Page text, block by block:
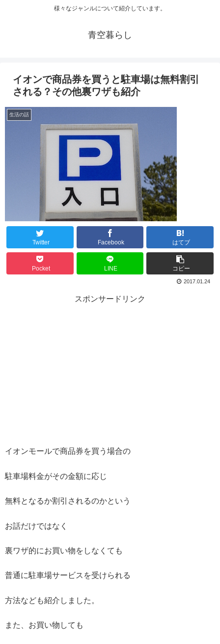
様々なジャンルについて紹介しています。
青空暮らし
イオンで商品券を買うと駐車場は無料割引
される？その他裏ワザも紹介
生活の話
Twitter Facebook はてブ
Pocket LINE コピー
2017.01.24
スポンサードリンク
イオンモールで商品券を買う場合の
駐車場料金がその金額に応じ
無料となるか割引されるのかという
お話だけではなく
裏ワザ的にお買い物をしなくても
普通に駐車場サービスを受けられる
方法なども紹介しました。
また、お買い物しても